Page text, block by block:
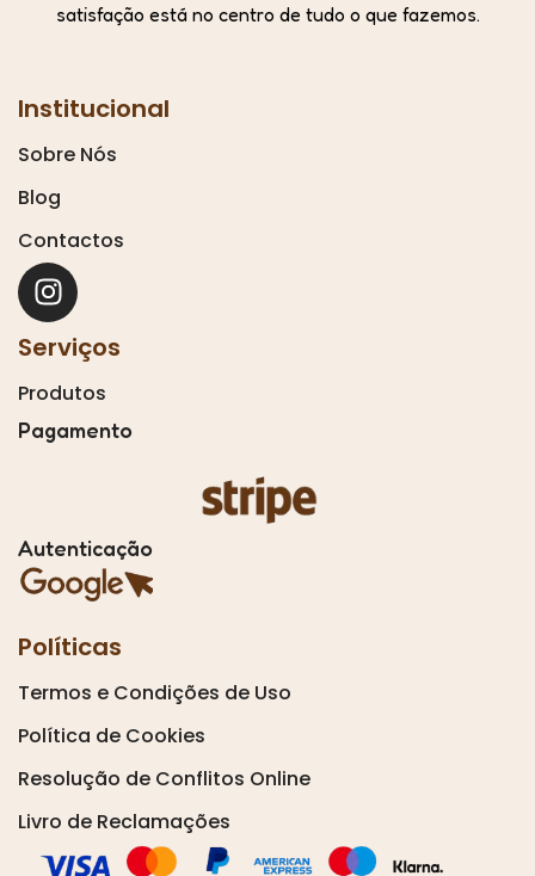
satisfação está no centro de tudo o que fazemos.
Institucional
Sobre Nós
Blog
Contactos
Serviços
Produtos
Pagamento
Autenticação
Políticas
Termos e Condições de Uso
Política de Cookies
Resolução de Conflitos Online
Livro de Reclamações